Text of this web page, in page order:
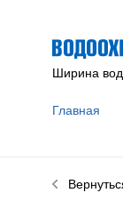
Ширина
Главная